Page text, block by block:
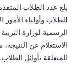
بلغ عدد الطلاب
للطلاب وأولياء الأمور
الرسمية لوزارة
الاستعلام عن
المتعلقة بأوائل الطلاب.